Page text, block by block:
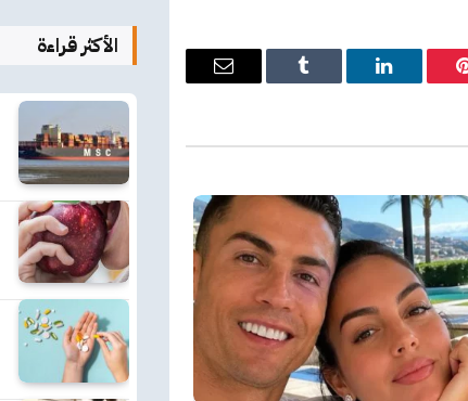
بينتيريستلينكدإن Tumblr
البريد
الأكثر قراءة